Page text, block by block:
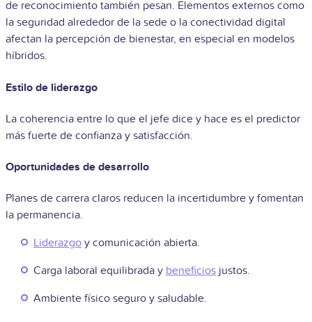
de reconocimiento también pesan. Elementos externos como
la seguridad alrededor de la sede o la conectividad digital
afectan la percepción de bienestar, en especial en modelos
híbridos.
Estilo de liderazgo
La coherencia entre lo que el jefe dice y hace es el predictor
más fuerte de confianza y satisfacción.
Oportunidades de desarrollo
Planes de carrera claros reducen la incertidumbre y fomentan
la permanencia.
Liderazgo y comunicación abierta.
Carga laboral equilibrada y beneficios justos.
Ambiente físico seguro y saludable.